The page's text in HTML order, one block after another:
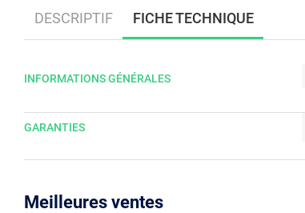
DESCRIPTIF FICHE TECHNIQUE
INFORMATIONS GÉNÉRALES
GARANTIES
Meilleures ventes